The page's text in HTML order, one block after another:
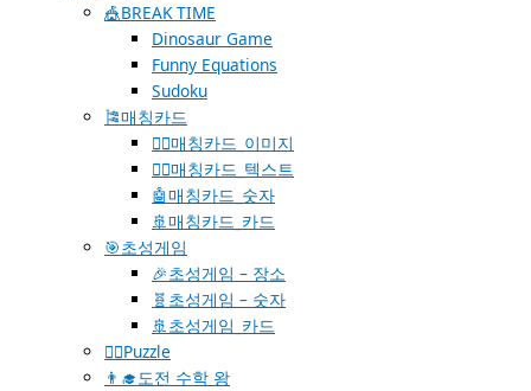
🎪BREAK TIME
Dinosaur Game
Funny Equations
Sudoku
🎏매칭카드
🐱‍🚀매칭카드_이미지
🐱‍👓매칭카드_텍스트
🤖매칭카드_숫자
🚢매칭카드_카드
🎯초성게임
🎉초성게임 – 장소
🧬초성게임 – 숫자
🚢초성게임_카드
🧗‍♀️Puzzle
👨‍🎓도전 수학 왕